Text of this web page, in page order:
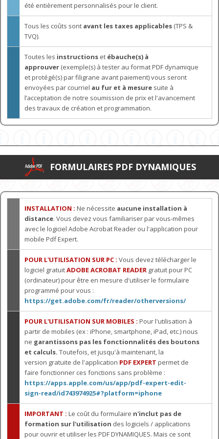
été entièrement personnalisés pour le client.
Tous les coûts sont avant les taxes applicables (TPS &
TVQ).
Toutes les instructions et ébauche(s) à
approuver (exemple(s) à tester au format PDF dynamique
et protégé(s) par filigrane avant paiement) vous seront
envoyées par courriel au fur et à mesure suite à
l’acceptation de notre soumission de prix et l'avancement
des travaux de création et programmation.
FORMULAIRES PDF DYNAMIQUES
INSTALLATION : Ne nécessite aucune installation à
distance. Vous devez vous familiariser par vous-mêmes
avec le logiciel Adobe Acrobat Reader ou l'application pour
mobile Pdf Expert.
POUR L'UTILISATION SUR PC : Vous devez télécharger le
logiciel gratuitADOBE ACROBAT READER gratuit pour PC
(ordinateur) pour être en mesure d'utiliser le formulaire
programmé pour vous :
https://get.adobe.com/fr/reader/otherversions/
POUR L'UTILISATION SUR MOBILES : Pour l'utilisation à
partir de mobiles (ex : iPhone, smartphone, iPad, etc.) nous
ne garantissons pas les fonctionnalités des boutons
et calculs. Toutefois, et jusqu'à maintenant, la
version gratuite de l'application PDF EXPERT permet de
faire fonctionner ces fonctions sans problème :
https://apps.apple.com/us/app/pdf-expert-edit-
sign-read/id743974925#?platform=iphone
IMPORTANT : Le coût du formulaire n'inclut pas de
formation sur l'utilisation des logiciels / applications
pour ouvrir et utiliser les PDF DYNAMIQUES. Mais ce sont